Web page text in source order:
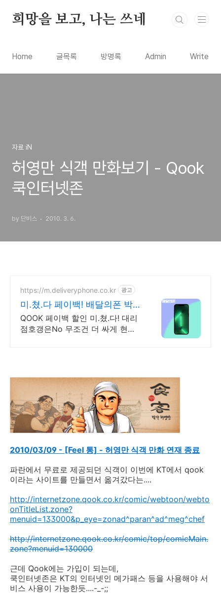
희망을 보고, 나는 쓰네
Home 글목록 방명록 Admin Write
자료 iN
허영만 식객 만화보기 - Qook
쿡인터넷존
by 단비스 2010. 3. 6.
https://m.deliveryphone.co.kr 광고
미.쳤.다 페이백! 배달의폰 박리
다매! 무조건 더 할인!
QOOK 페이백 할인 미.쳤.다! 대리
점호갱은No 무조건 더 싸게 현명
2010/03/09 - [Feel 통] - 허영만 식객 만화 연재 종료
파란에서 무료로 제공되던 식객이 이번에 KT에서 qook
이라는 사이트를 만들면서 옮겨갔다는....
http://internetzone.qook.co.kr/comic/webtoon/webto
onTitleList.zone?
menuid=133000&p_eye=zonad^paran^ad^meg^chef
http://internetzone.qook.co.kr/comic/top/comicMain.
zone?menuid=130000
근데 Qook에는 가입이 되는데,
쿡인터넷존은 KT의 인터넷인 메가패스 등을 사용해야 서
비스 사용이 가능한듯....-_-;;